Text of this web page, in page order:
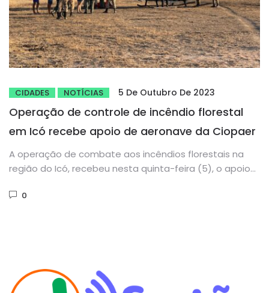
CIDADES NOTÍCIAS 5 De Outubro De 2023
Operação de controle de incêndio florestal
em Icó recebe apoio de aeronave da Ciopaer
A operação de combate aos incêndios florestais na
região do Icó, recebeu nesta quinta-feira (5), o apoio
0